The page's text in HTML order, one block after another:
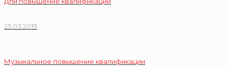
25.03.2019
Музыкальное повышение квалификации